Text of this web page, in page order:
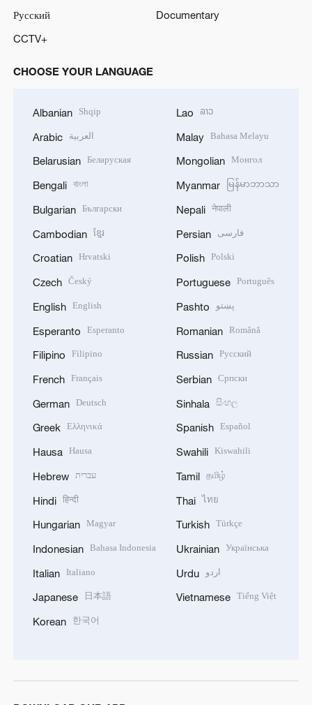
Русский
Documentary
CCTV+
CHOOSE YOUR LANGUAGE
Albanian Shqip
Arabic العربية
Belarusian Беларуская
Bengali বাংলা
Bulgarian Български
Cambodian ខ្មែរ
Croatian Hrvatski
Czech Český
English English
Esperanto Esperanto
Filipino Filipino
French Français
German Deutsch
Greek Ελληνικά
Hausa Hausa
Hebrew עברית
Hindi हिन्दी
Hungarian Magyar
Indonesian Bahasa Indonesia
Italian Italiano
Japanese 日本語
Korean 한국어
Lao ລາວ
Malay Bahasa Melayu
Mongolian Монгол
Myanmar မြန်မာဘာသာ
Nepali नेपाली
Persian فارسی
Polish Polski
Portuguese Português
Pashto پښتو
Romanian Română
Russian Русский
Serbian Српски
Sinhala සිංහල
Spanish Español
Swahili Kiswahili
Tamil தமிழ்
Thai ไทย
Turkish Türkçe
Ukrainian Українська
Urdu اردو
Vietnamese Tiếng Việt